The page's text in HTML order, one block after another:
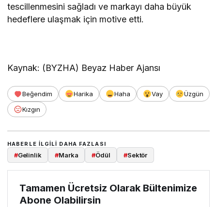
tescillenmesini sağladı ve markayı daha büyük
hedeflere ulaşmak için motive etti.
Kaynak: (BYZHA) Beyaz Haber Ajansı
Beğendim Harika Haha Vay
Üzgün
Kızgın
HABERLE ILGILI DAHA FAZLASI
#Gelinlik #Marka #Ödül #Sektör
Tamamen Ücretsiz Olarak Bültenimize
Abone Olabilirsin